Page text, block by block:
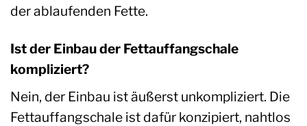
der ablaufenden Fette.
Ist der Einbau der Fettauffangschale
kompliziert?
Nein, der Einbau ist äußerst unkompliziert. Die
Fettauffangschale ist dafür konzipiert, nahtlos